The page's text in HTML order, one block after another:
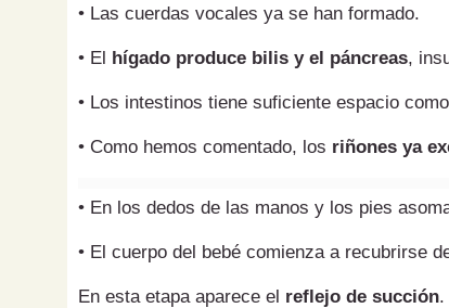
• Las cuerdas vocales ya se han formado.
• El hígado produce bilis y el páncreas,
• Los intestinos tiene suficiente espacio
• Como hemos comentado, los riñones ya
• En los dedos de las manos y los pies
• El cuerpo del bebé comienza a recubrirse
En esta etapa aparece el reflejo de succión.